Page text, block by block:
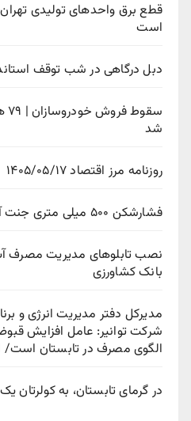
قطع برق واحدهای تولیدی
است
دبل درگاهی در شب توقف
شد
روزنامه مرز اقتصاد ۱۴۰۵/۰۵/۱۷
فشارشکن ۵۰۰ میلی متری جنت آباد جنوبی تعویض شد
نصب تابلوهای مدیریت مصرف
بانک کشاورزی
مدیرکل دفتر مدیریت انرژی و
شرکت توانیر: عامل افزایش
الگوی مصرف در تابستان است/
در گرمای تابستان، به کولرتان